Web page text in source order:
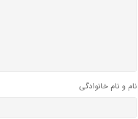
نام و نام خانوادگی